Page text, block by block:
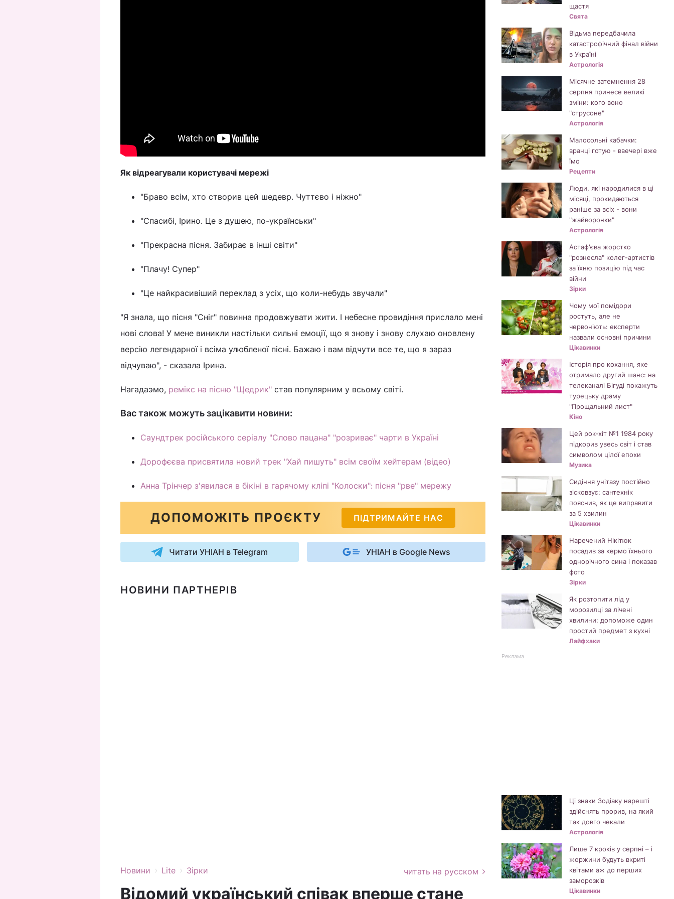
Як відреагували користувачі мережі
"Браво всім, хто створив цей шедевр. Чуттєво і ніжно"
"Спасибі, Ірино. Це з душею, по-українськи"
"Прекрасна пісня. Забирає в інші світи"
"Плачу! Супер"
"Це найкрасивіший переклад з усіх, що коли-небудь звучали"
"Я знала, що пісня "Сніг" повинна продовжувати жити. І небесне провидіння прислало мені
нові слова! У мене виникли настільки сильні емоції, що я знову і знову слухаю оновлену
версію легендарної і всіма улюбленої пісні. Бажаю і вам відчути все те, що я зараз
відчуваю", - сказала Ірина.
Нагадаэмо, ремікс на пісню "Щедрик" став популярним у всьому світі.
Вас також можуть зацікавити новини:
Саундтрек російського серіалу "Слово пацана" "розриває" чарти в Україні
Дорофєєва присвятила новий трек "Хай пишуть" всім своїм хейтерам (відео)
Анна Трінчер з'явилася в бікіні в гарячому кліпі "Колоски": пісня "рве" мережу
ДОПОМОЖІТЬ ПРОЄКТУ ПІДТРИМАЙТЕ НАС
Читати УНІАН в Telegram УНІАН в Google News
НОВИНИ ПАРТНЕРІВ
Новини › Lite › Зірки читать на русском
Відомий український співак вперше стане
щастя
Свята
Відьма передбачила
катастрофічний фінал війни
в Україні
Астрологія
Місячне затемнення 28
серпня принесе великі
зміни: кого воно
"струсоне"
Астрологія
Малосольні кабачки:
вранці готую - ввечері вже
їмо
Рецепти
Люди, які народилися в ці
місяці, прокидаються
раніше за всіх - вони
"жайворонки"
Астрологія
Астаф'єва жорстко
"рознесла" колег-артистів
за їхню позицію під час
війни
Зірки
Чому мої помідори
ростуть, але не
червоніють: експерти
назвали основні причини
Цікавинки
Історія про кохання, яке
отримало другий шанс: на
телеканалі Бігуді покажуть
турецьку драму
"Прощальний лист"
Кіно
Цей рок-хіт №1 1984 року
підкорив увесь світ і став
символом цілої епохи
Музика
Сидіння унітазу постійно
зісковзує: сантехнік
пояснив, як це виправити
за 5 хвилин
Цікавинки
Наречений Нікітюк
посадив за кермо їхнього
однорічного сина і показав
фото
Зірки
Як розтопити лід у
морозилці за лічені
хвилини: допоможе один
простий предмет з кухні
Лайфхаки
Реклама
Ці знаки Зодіаку нарешті
здійснять прорив, на який
так довго чекали
Астрологія
Лише 7 кроків у серпні – і
жоржини будуть вкриті
квітами аж до перших
заморозків
Цікавинки